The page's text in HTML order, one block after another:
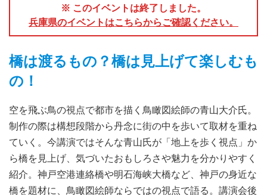
※ このイベントは終了しました。
兵庫県のイベントはこちらからご確認ください。
橋は渡るもの？橋は見上げて楽しむも
の！
空を飛ぶ鳥の視点で都市を描く鳥瞰図絵師の青山大介氏。
制作の際は構想段階から丹念に街の中を歩いて取材を重ね
ていく。今講演ではそんな青山氏が「地上を歩く視点」か
ら橋を見上げ、気づいたおもしろさや魅力を分かりやすく
紹介。神戸空港連絡橋や明石海峡大橋など、神戸の身近な
橋を題材に、鳥瞰図絵師ならではの視点で語る。講演会後